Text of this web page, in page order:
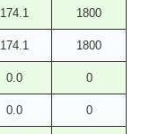
174.1 1800
174.1 1800
0.0 0
0.0 0